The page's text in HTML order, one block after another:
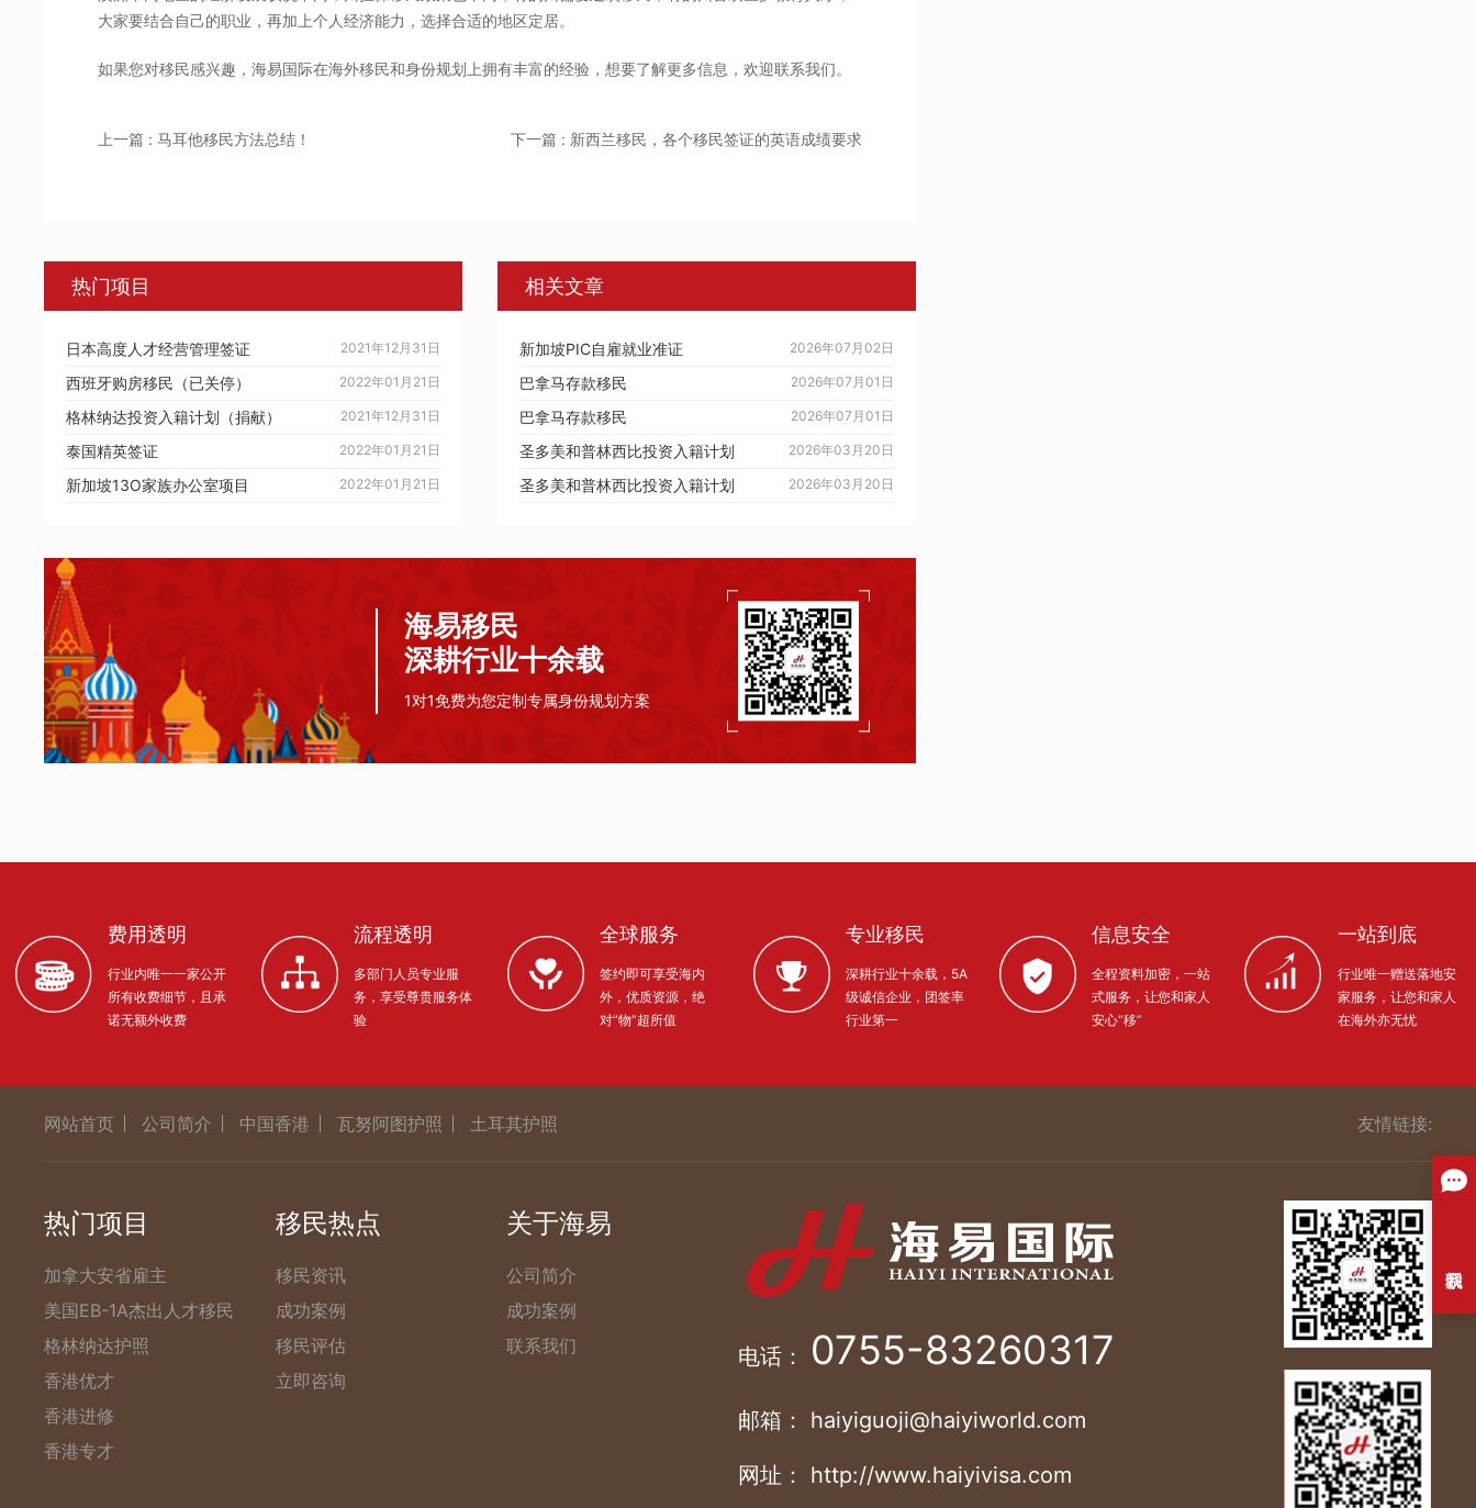
大家要结合自己的职业，再加上个人经济能力，选择合适的地区定居。
如果您对移民感兴趣，海易国际在海外移民和身份规划上拥有丰富的经验，想要了解更多信息，欢迎联系我们。
上一篇 : 马耳他移民方法总结！ 下一篇 : 新西兰移民，各个移民签证的英语成绩要求
热门项目
2021年12月31日
日本高度人才经营管理签证
2022年01月21日
西班牙购房移民（已关停）
2021年12月31日
格林纳达投资入籍计划（捐献）
2022年01月21日
泰国精英签证
2022年01月21日
新加坡13O家族办公室项目
相关文章
2026年07月02日
新加坡PIC自雇就业准证
2026年07月01日
巴拿马存款移民
2026年07月01日
巴拿马存款移民
2026年03月20日
圣多美和普林西比投资入籍计划
2026年03月20日
圣多美和普林西比投资入籍计划
海易移民
深耕行业十余载
1对1免费为您定制专属身份规划方案
费用透明
行业内唯一一家公开
所有收费细节，且承
诺无额外收费
流程透明
多部门人员专业服
务，享受尊贵服务体
验
全球服务
签约即可享受海内
外，优质资源，绝
对“物”超所值
专业移民
深耕行业十余载，5A
级诚信企业，团签率
行业第一
信息安全
全程资料加密，一站
式服务，让您和家人
安心“移”
一站到底
行业唯一赠送落地安
家服务，让您和家人
在海外亦无忧
网站首页 公司简介 中国香港 瓦努阿图护照 土耳其护照 友情链接:
热门项目
加拿大安省雇主
美国EB-1A杰出人才移民
格林纳达护照
香港优才
香港进修
香港专才
移民热点
移民资讯
成功案例
移民评估
立即咨询
关于海易
公司简介
成功案例
联系我们
电话： 0755-83260317
邮箱： haiyiguoji@haiyiworld.com
网址： http://www.haiyivisa.com